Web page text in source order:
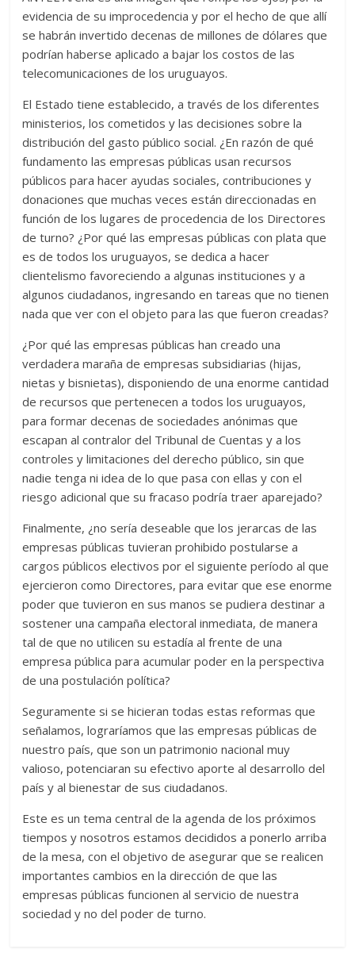
evidencia de su improcedencia y por el hecho de que allí
se habrán invertido decenas de millones de dólares que
podrían haberse aplicado a bajar los costos de las
telecomunicaciones de los uruguayos.
El Estado tiene establecido, a través de los diferentes
ministerios, los cometidos y las decisiones sobre la
distribución del gasto público social. ¿En razón de qué
fundamento las empresas públicas usan recursos
públicos para hacer ayudas sociales, contribuciones y
donaciones que muchas veces están direccionadas en
función de los lugares de procedencia de los Directores
de turno? ¿Por qué las empresas públicas con plata que
es de todos los uruguayos, se dedica a hacer
clientelismo favoreciendo a algunas instituciones y a
algunos ciudadanos, ingresando en tareas que no tienen
nada que ver con el objeto para las que fueron creadas?
¿Por qué las empresas públicas han creado una
verdadera maraña de empresas subsidiarias (hijas,
nietas y bisnietas), disponiendo de una enorme cantidad
de recursos que pertenecen a todos los uruguayos,
para formar decenas de sociedades anónimas que
escapan al contralor del Tribunal de Cuentas y a los
controles y limitaciones del derecho público, sin que
nadie tenga ni idea de lo que pasa con ellas y con el
riesgo adicional que su fracaso podría traer aparejado?
Finalmente, ¿no sería deseable que los jerarcas de las
empresas públicas tuvieran prohibido postularse a
cargos públicos electivos por el siguiente período al que
ejercieron como Directores, para evitar que ese enorme
poder que tuvieron en sus manos se pudiera destinar a
sostener una campaña electoral inmediata, de manera
tal de que no utilicen su estadía al frente de una
empresa pública para acumular poder en la perspectiva
de una postulación política?
Seguramente si se hicieran todas estas reformas que
señalamos, lograríamos que las empresas públicas de
nuestro país, que son un patrimonio nacional muy
valioso, potenciaran su efectivo aporte al desarrollo del
país y al bienestar de sus ciudadanos.
Este es un tema central de la agenda de los próximos
tiempos y nosotros estamos decididos a ponerlo arriba
de la mesa, con el objetivo de asegurar que se realicen
importantes cambios en la dirección de que las
empresas públicas funcionen al servicio de nuestra
sociedad y no del poder de turno.